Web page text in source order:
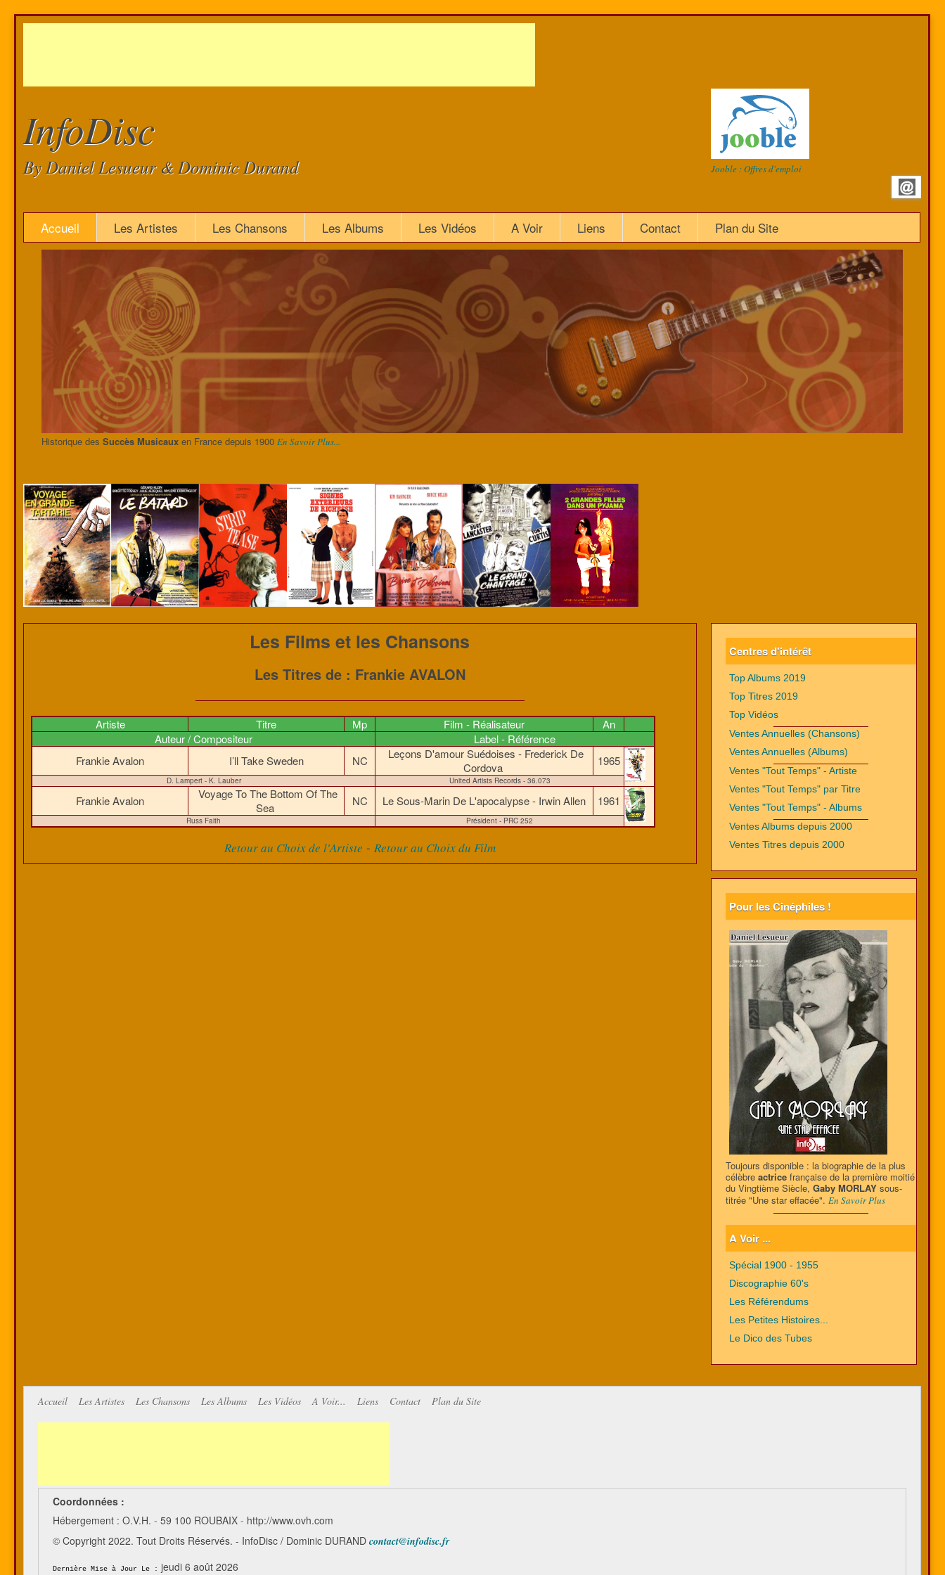
InfoDisc
By Daniel Lesueur & Dominic Durand Jooble : Offres d'emploi
Accueil Les Artistes Les Chansons Les Albums Les Vidéos A Voir Liens Contact Plan du Site
Historique des Succès Musicauxen France depuis 1900 En Savoir Plus...
Les Films et les Chansons
Les Titres de : Frankie AVALON
Artiste Titre Mp Film - Réalisateur
An
Auteur / Compositeur
Label - Référence
Frankie Avalon
I’ll Take Sweden NC
Leçons D'amour Suédoises - Frederick De
Cordova
1965
D. Lampert - K. Lauber United Artists Records - 36.073
Frankie Avalon
Voyage To The Bottom Of The
Sea
NC Le Sous-Marin De L'apocalypse - Irwin Allen 1961
Russ Faith Président - PRC 252
Retour au Choix de l'Artiste - Retour au Choix du Film
Centres d'intérêt
Top Albums 2019
Top Titres 2019
Top Vidéos
Ventes Annuelles (Chansons)
Ventes Annuelles (Albums)
Ventes "Tout Temps" - Artiste
Ventes "Tout Temps" par Titre
Ventes "Tout Temps" - Albums
Ventes Albums depuis 2000
Ventes Titres depuis 2000
Pour les Cinéphiles !
Toujours disponible : la biographie de la plus
célèbre actricefrançaise de la première moitié
du Vingtième Siècle, Gaby MORLAYsous-
titrée "Une star effacée". En Savoir Plus
A Voir ...
Spécial 1900 - 1955
Discographie 60's
Les Référendums
Les Petites Histoires...
Le Dico des Tubes
Accueil Les Artistes Les Chansons Les Albums Les Vidéos A Voir... Liens Contact Plan du Site
Coordonnées :
Hébergement : O.V.H. - 59 100 ROUBAIX - http://www.ovh.com
© Copyright 2022. Tout Droits Réservés. - InfoDisc / Dominic DURAND contact@infodisc.fr
Dernière Mise à Jour Le : jeudi 6 août 2026